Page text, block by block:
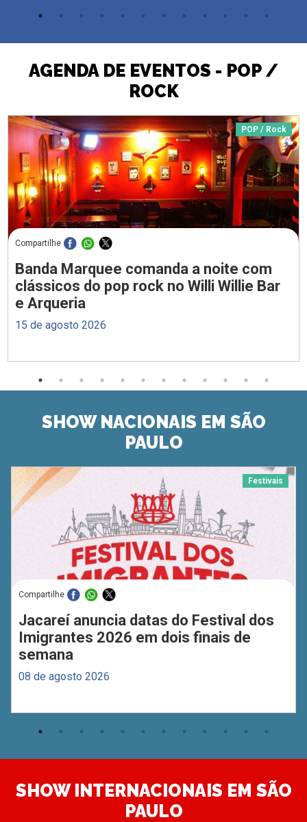
AGENDA DE EVENTOS - POP /
ROCK
POP / Rock
Compartilhe
Banda Marquee comanda a noite com
clássicos do pop rock no Willi Willie Bar
e Arqueria
15 de agosto 2026
SHOW NACIONAIS EM SÃO
PAULO
Festivais
Compartilhe
Jacareí anuncia datas do Festival dos
Imigrantes 2026 em dois finais de
semana
08 de agosto 2026
SHOW INTERNACIONAIS EM SÃO
PAULO